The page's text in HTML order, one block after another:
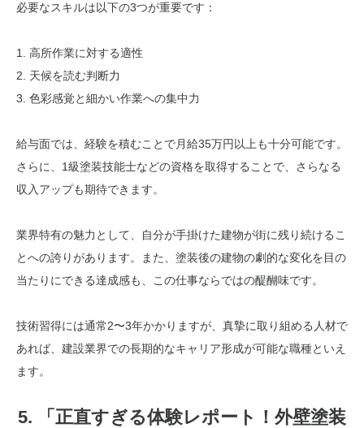
必要なスキルは以下の3つが重要です：
1. 高所作業に対する適性
2. 天候を読む判断力
3. 色彩感覚と細かい作業への集中力
給与面では、経験を積むことで月給35万円以上も十分可能です。
さらに、1級塗装技能士などの資格を取得することで、さらなる
収入アップも期待できます。
業界特有の魅力として、自分が手掛けた建物が街に残り続けるこ
とへの誇りがあります。また、塗装後の建物の劇的な変化を目の
当たりにできる達成感も、この仕事ならではの醍醐味です。
技術習得には通常2〜3年かかりますが、真摯に取り組める人材で
あれば、建設業界での長期的なキャリア形成が可能な職種といえ
ます。
5. 「正直すぎる体験レポート！外壁塗装